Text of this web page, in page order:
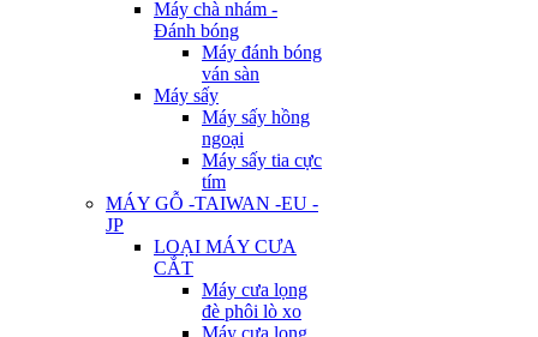
Máy chà nhám -
Đánh bóng
Máy đánh bóng
ván sàn
Máy sấy
Máy sấy hồng
ngoại
Máy sấy tia cực
tím
MÁY GỖ -TAIWAN -EU -
JP
LOẠI MÁY CƯA
CẮT
Máy cưa lọng
đè phôi lò xo
Máy cưa lọng